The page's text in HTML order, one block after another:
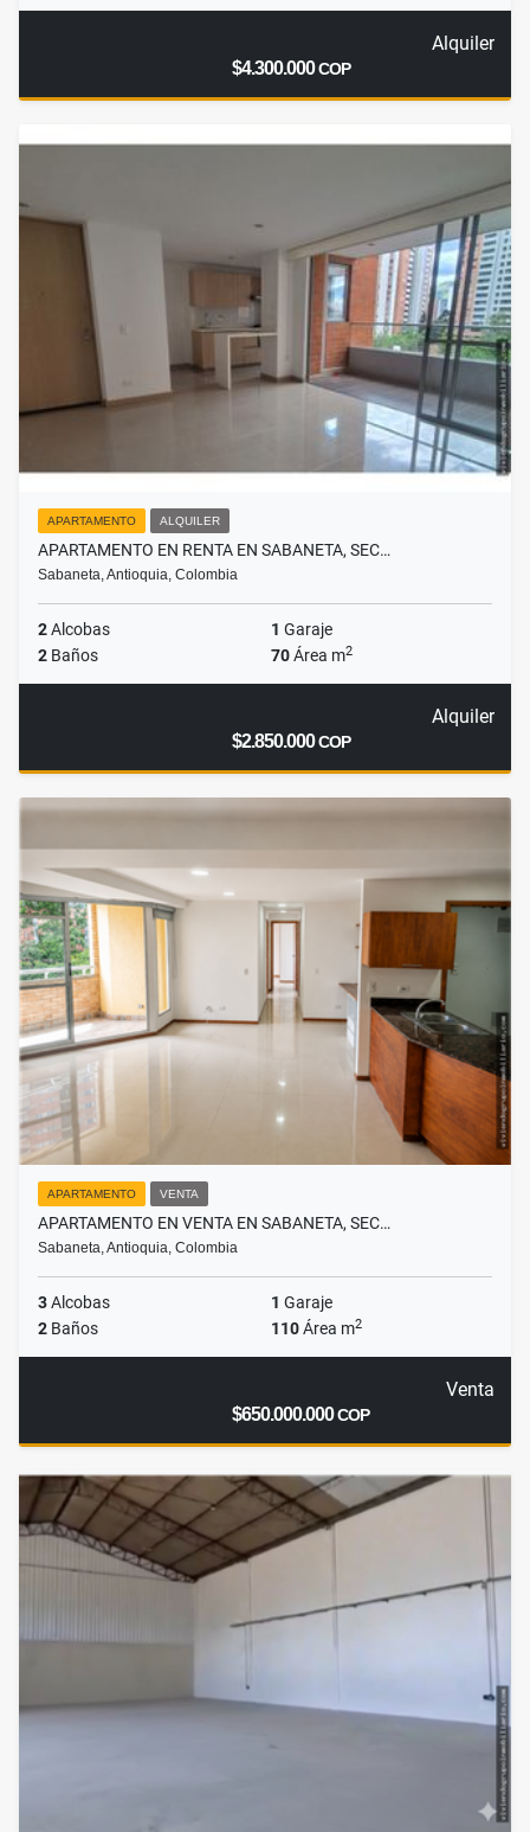
Alquiler
$4.300.000COP
APARTAMENTO ALQUILER
APARTAMENTO EN RENTA EN SABANETA, SEC…
Sabaneta, Antioquia, Colombia
2Alcobas 1 Garaje
2 Baños 70Área m2
Alquiler
$2.850.000COP
APARTAMENTO VENTA
APARTAMENTO EN VENTA EN SABANETA, SEC…
Sabaneta, Antioquia, Colombia
3Alcobas 1 Garaje
2 Baños 110Área m2
Venta
$650.000.000COP